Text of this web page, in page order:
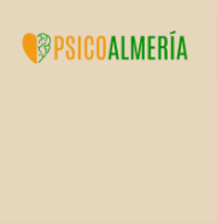
contenido